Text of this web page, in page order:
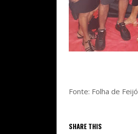
Fonte: Folha de Feijó
SHARE THIS